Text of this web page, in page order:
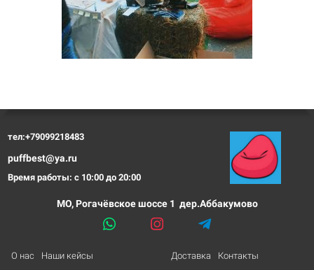
тел:+79099218483
puffbest@ya.ru
Время работы: с 10:00 до 20:00
МО, Рогачёвское шоссе 1 дер.Аббакумово
О нас Наши кейсы Доставка Контакты